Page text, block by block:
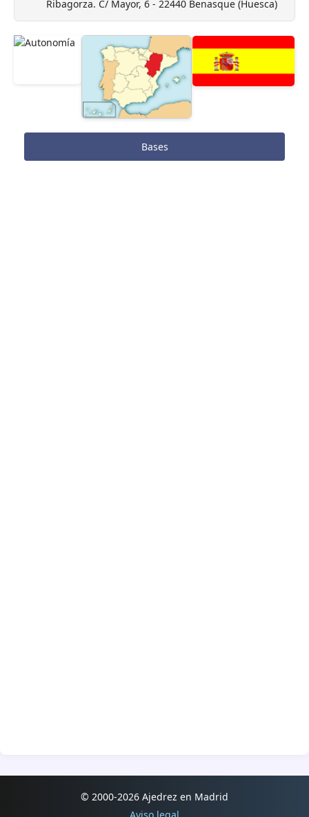
Ribagorza. C/ Mayor, 6 - 22440 Benasque (Huesca)
Bases
© 2000-2026 Ajedrez en Madrid